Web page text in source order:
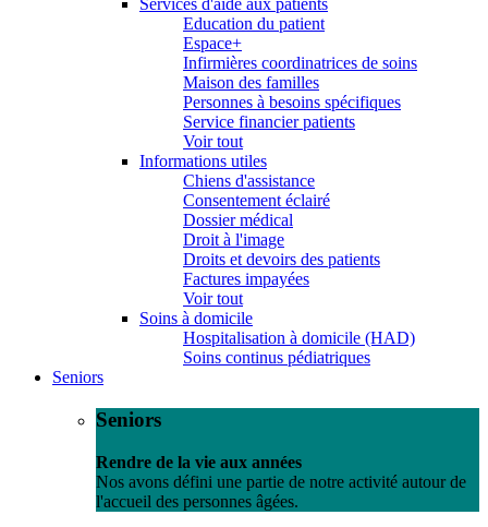
Services d'aide aux patients
Education du patient
Espace+
Infirmières coordinatrices de soins
Maison des familles
Personnes à besoins spécifiques
Service financier patients
Voir tout
Informations utiles
Chiens d'assistance
Consentement éclairé
Dossier médical
Droit à l'image
Droits et devoirs des patients
Factures impayées
Voir tout
Soins à domicile
Hospitalisation à domicile (HAD)
Soins continus pédiatriques
Seniors
Seniors
Rendre de la vie aux années
Nos avons défini une partie de notre activité autour de
l'accueil des personnes âgées.